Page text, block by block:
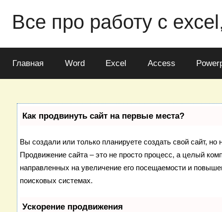
Все про работу с
Главная Word Excel Access
Как продвинуть сайт на первые места?
Вы создали или только планируете создать свой сайт, но
Продвижение сайта – это не просто процесс, а целый
направленных на увеличение его посещаемости и
поисковых системах.
Ускорение продвижения